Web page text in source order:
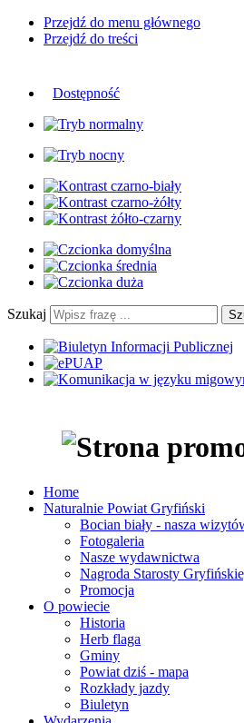
Przejdź do menu głównego
Przejdź do treści
Dostępność
Szukaj
Home
Naturalnie Powiat Gryfiński
Bocian biały - nasza
Fotogaleria
Nasze wydawnictwa
Nagroda Starosty
Promocja
O powiecie
Historia
Herb flaga
Gminy
Powiat dziś - mapa
Rozkłady jazdy
Biuletyn